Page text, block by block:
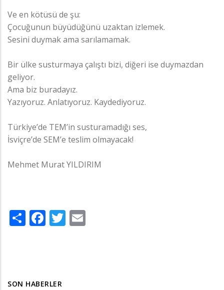
Ve en kötüsü de şu:
Çocuğunun büyüdüğünü uzaktan izlemek.
Sesini duymak ama sarılamamak.
Bir ülke susturmaya çalıştı bizi, diğeri ise duymazdan
geliyor.
Ama biz buradayız.
Yazıyoruz. Anlatıyoruz. Kaydediyoruz.
Türkiye’de TEM’in susturamadığı ses,
İsviçre’de SEM’e teslim olmayacak!
Mehmet Murat YILDIRIM
ShareFacebook
Twitter
SON HABERLER